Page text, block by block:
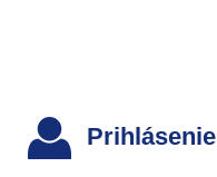
Prihlásenie